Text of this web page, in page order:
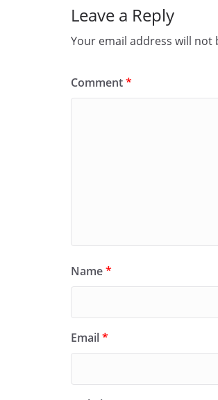
Leave a Reply
Your email address will not
Comment*
Name*
Email*